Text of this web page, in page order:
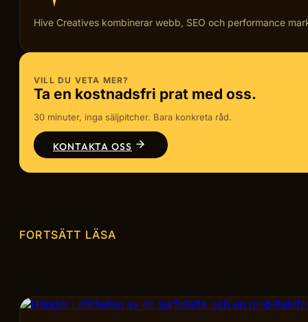
Hive Creatives kombinerar webb, SEO och performance
VILL DU VETA MER?
Ta en kostnadsfri prat med oss.
30 minuter, inga säljpitcher. Bara konkreta råd.
KONTAKTA OSS
FORTSÄTT LÄSA